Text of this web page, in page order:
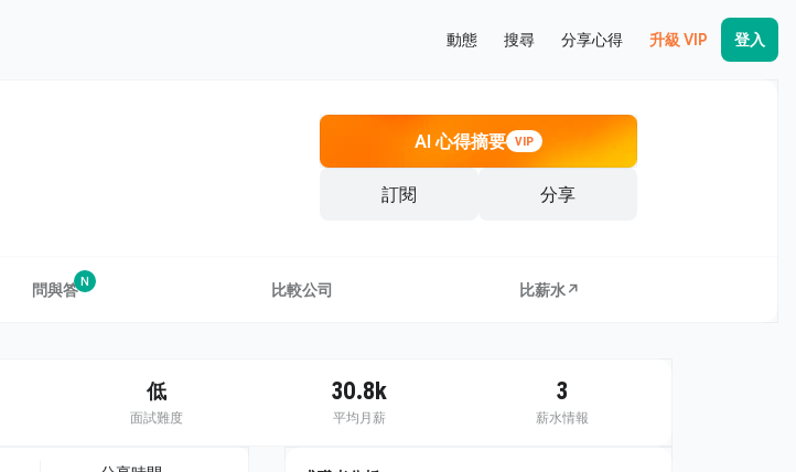
動態 搜尋 分享心得 升級 VIP 登入
AI 心得摘要 VIP
訂閱 分享
問與答N 比較公司 比薪水↗
低
面試難度
30.8k
平均月薪
3
薪水情報